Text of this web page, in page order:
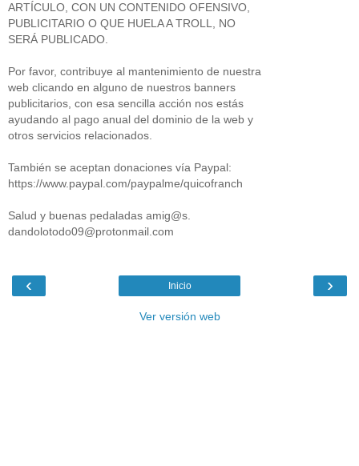
ARTÍCULO, CON UN CONTENIDO OFENSIVO,
PUBLICITARIO O QUE HUELA A TROLL, NO
SERÁ PUBLICADO.
Por favor, contribuye al mantenimiento de nuestra
web clicando en alguno de nuestros banners
publicitarios, con esa sencilla acción nos estás
ayudando al pago anual del dominio de la web y
otros servicios relacionados.
También se aceptan donaciones vía Paypal:
https://www.paypal.com/paypalme/quicofranch
Salud y buenas pedaladas amig@s.
dandolotodo09@protonmail.com
‹ ›
Inicio
Ver versión web